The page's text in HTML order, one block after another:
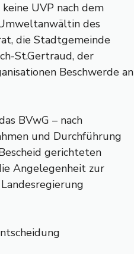
UVP nach dem
des
die Stadtgemeinde
St.Gertraud, der
Beschwerde an
BVwG – nach
und Durchführung
gerichteten
Angelegenheit zur